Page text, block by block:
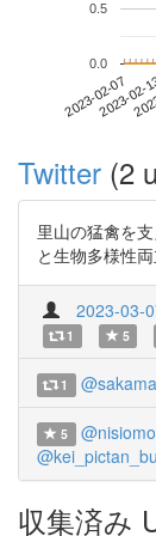
2023-02-07
2023-
0.0
0.5
Twitter (2
里山の猛禽を
と生物多様性
2023-03-
1 5
1
5
収集済み